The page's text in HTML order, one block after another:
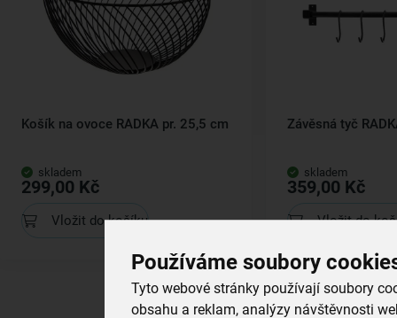
Používáme soubory
Tyto webové stránky používají soubory
obsahu a reklam, analýzy návštěvnosti
Košík na ovoce RADKA pr. 25,5 cm
skladem
299,00 Kč
Vložit do košíku
Závěsná tyč
skladem
359,00 Kč
Vložit do